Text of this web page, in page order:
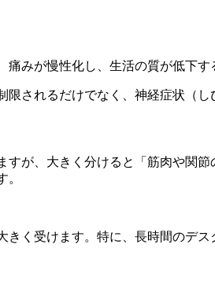
痛みが慢性化し、生活の質が低下す
されるだけでなく、神経症状（
が、大きく分けると「筋肉や関
。
く受けます。特に、長時間のデ